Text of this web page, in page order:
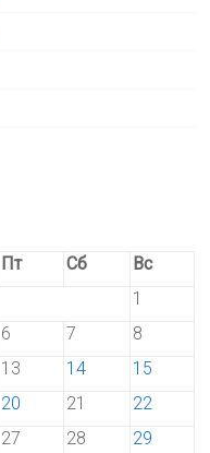
Пт Сб
Вс
1
6 7
8
13 14
15
20 21
22
27 28
29